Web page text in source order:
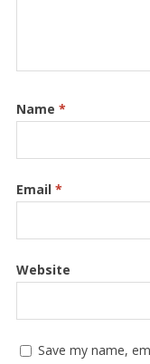
Name *
Email *
Website
Save my name,